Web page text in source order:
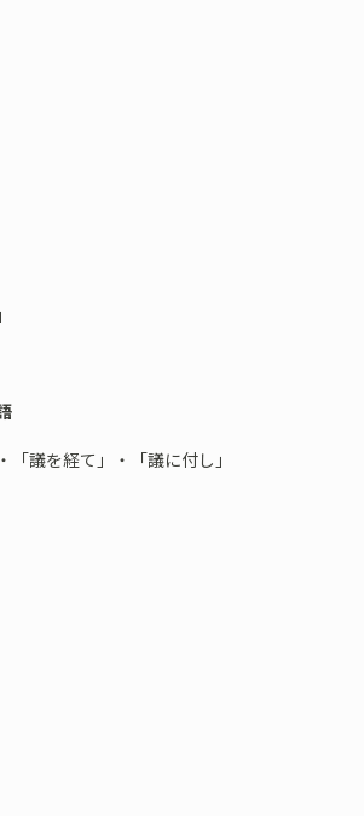
「議を経て」・「議に付し」